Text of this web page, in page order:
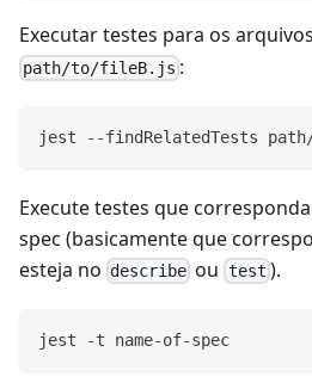
Executar testes para os arquivos
path/to/fileB.js :
jest --findRelatedTests
Execute testes que
spec (basicamente que
esteja no describe ou test ).
jest -t name-of-spec